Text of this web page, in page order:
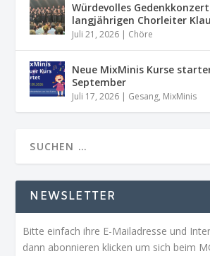
Würdevolles
langjährigen Chorleiter
Juli 21, 2026 | Chöre
Neue MixMinis Kurse
September
Juli 17, 2026 | Gesang, MixMinis
NEWSLETTER
Bitte einfach ihre E-Mailadresse und
dann abonnieren klicken um sich beim